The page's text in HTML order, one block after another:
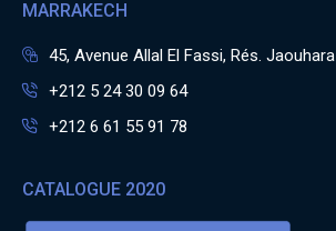
MARRAKECH
45, Avenue Allal El Fassi, Rés. Jaouhara
+212 5 24 30 09 64
+212 6 61 55 91 78
CATALOGUE 2020